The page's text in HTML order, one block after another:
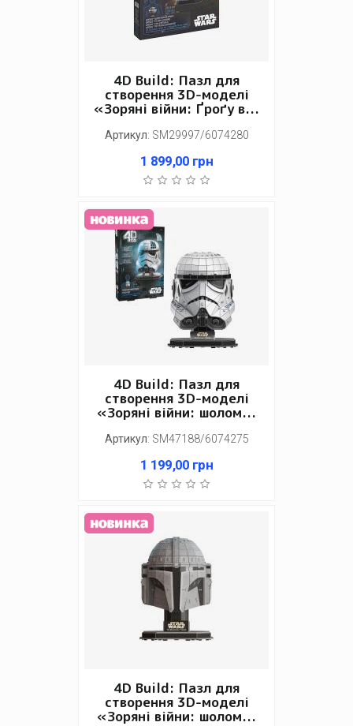
4D Build: Пазл для
створення 3D-моделі
«Зоряні війни: Ґроґу в...
Артикул: SM29997/6074280
1 899,00 грн
4D Build: Пазл для
створення 3D-моделі
«Зоряні війни: шолом...
Артикул: SM47188/6074275
1 199,00 грн
4D Build: Пазл для
створення 3D-моделі
«Зоряні війни: шолом...